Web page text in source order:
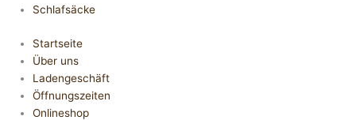
Schlafsäcke
Startseite
Über uns
Ladengeschäft
Öffnungszeiten
Onlineshop